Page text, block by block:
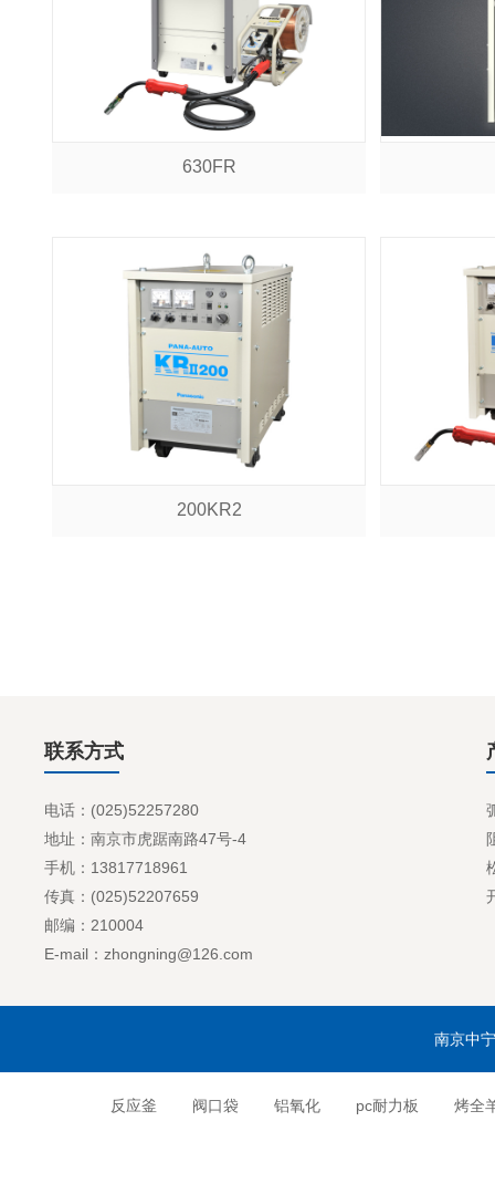
630FR
200KR2
联系方式
电话：(025)52257280
地址：南京市虎踞南路47号-4
手机：13817718961
传真：(025)52207659
邮编：210004
E-mail：zhongning@126.com
南京中
反应釜 阀口袋 铝氧化 pc耐力板 烤全